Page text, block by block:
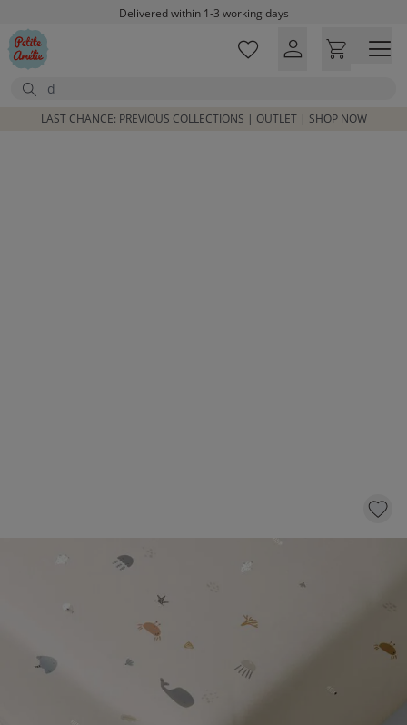
Skip to main contentDelivered within 1-3 working days
Free shipping on orders above £100*
Search
LAST CHANCE: PREVIOUS COLLECTIONS | OUTLET | SHOP NOW
JUNIOR BED FITTED SHEET 80X160 CM «SEA
LIFE» | BEIGE-SAND